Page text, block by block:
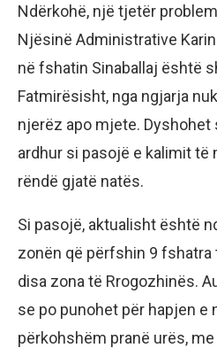
Ndërkohë, një tjetër
Njësinë Administrative
në fshatin Sinaballaj është
Fatmirësisht, nga ngjarja
njerëz apo mjete. Dyshohet
ardhur si pasojë e kalimit
rëndë gjatë natës.
Si pasojë, aktualisht është
zonën që përfshin 9 fshatra
disa zona të Rrogozhinës.
se po punohet për hapjen e
përkohshëm pranë urës,